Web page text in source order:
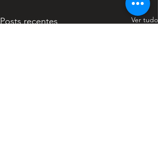
Posts recentes Ver tudo